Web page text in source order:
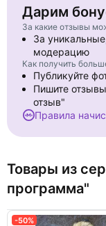
Дарим
За какие отзывы
За
модерацию
Как получить
Публикуйте
Пишите
отзыв"
Правила
Товары из
программа"
-50%